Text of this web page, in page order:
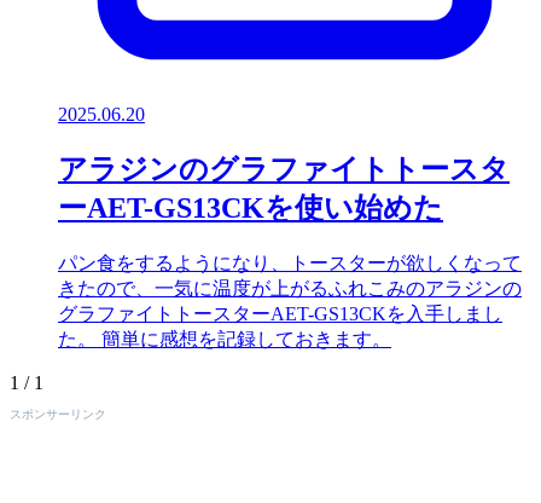
2025.06.20
アラジンのグラファイトトースタ
ーAET-GS13CKを使い始めた
パン食をするようになり、トースターが欲しくなって
きたので、一気に温度が上がるふれこみのアラジンの
グラファイトトースターAET-GS13CKを入手しまし
た。 簡単に感想を記録しておきます。
1 / 1
スポンサーリンク